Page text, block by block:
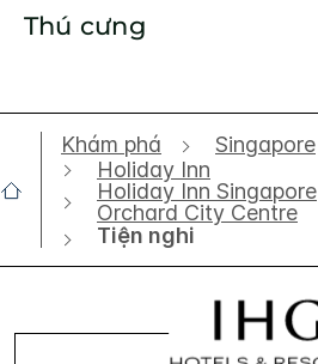
Thú cưng
Khám phá Singapore
Holiday Inn
Holiday Inn Singapore
Orchard City Centre
Tiện nghi